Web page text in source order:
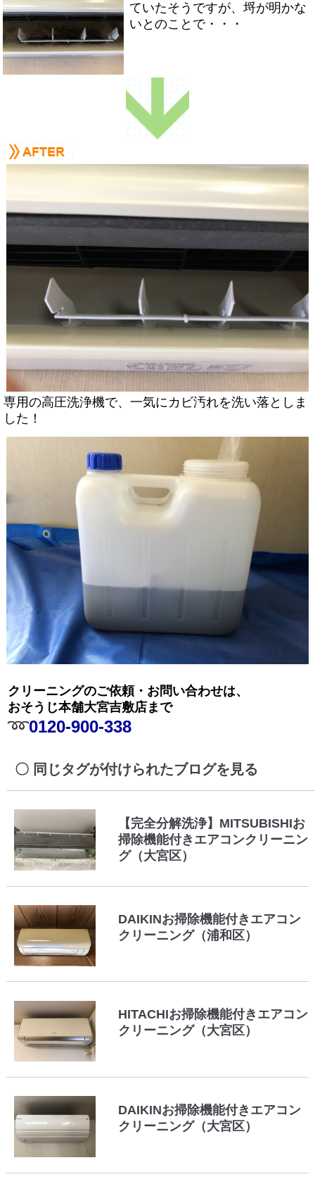
ていたそうですが、埒が明かな
いとのことで・・・
専用の高圧洗浄機で、一気にカビ汚れを洗い落としま
した！
クリーニングのご依頼・お問い合わせは、
おそうじ本舗大宮吉敷店まで
➿0120-900-338
同じタグが付けられたブログを見る
【完全分解洗浄】MITSUBISHIお
掃除機能付きエアコンクリーニン
グ（大宮区）
DAIKINお掃除機能付きエアコン
クリーニング（浦和区）
HITACHIお掃除機能付きエアコン
クリーニング（大宮区）
DAIKINお掃除機能付きエアコン
クリーニング（大宮区）